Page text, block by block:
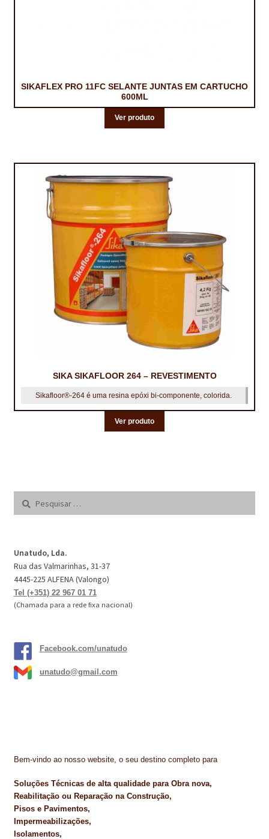
SIKAFLEX PRO 11FC SELANTE JUNTAS EM CARTUCHO
600ML
Ver produto
SIKA SIKAFLOOR 264 – REVESTIMENTO
Sikafloor®-264 é uma resina epóxi bi-componente, colorida.
Ver produto
Pesquisar
Unatudo, Lda.
Rua das Valmarinhas, 31-37
4445-225 ALFENA (Valongo)
Tel (+351) 22 967 01 71
(Chamada para a rede fixa nacional)
Facebook.com/unatudo
unatudo@gmail.com
Bem-vindo ao nosso website, o seu destino completo para
Soluções Técnicas de alta qualidade para Obra nova,
Reabilitação ou Reparação na Construção,
Pisos e Pavimentos,
Impermeabilizações,
Isolamentos,